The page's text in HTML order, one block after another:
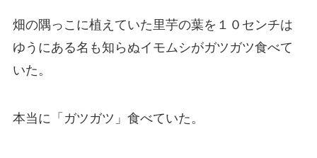
畑の隅っこに植えていた里芋の葉を１０センチは
ゆうにある名も知らぬイモムシがガツガツ食べて
いた。
本当に「ガツガツ」食べていた。